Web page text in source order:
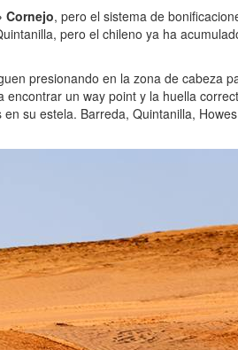
Cornejo, pero el sistema de
pero el chileno ya ha
presionando en la zona de cabeza
un way point y la huella
su estela. Barreda, Quintanilla,